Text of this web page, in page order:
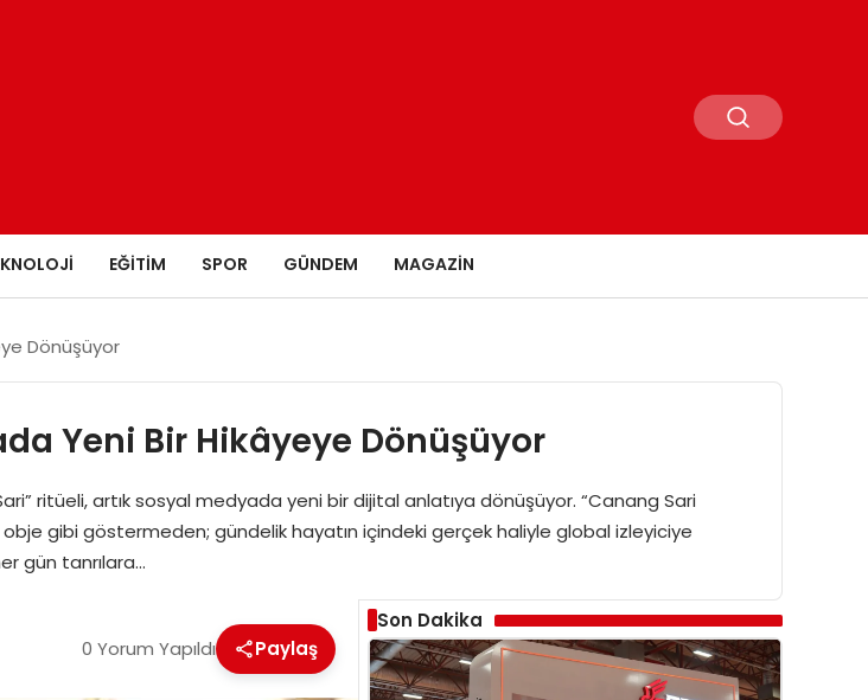
EĞITIM SPOR GÜNDEM MAGAZIN
Dönüşüyor
Yeni Bir Hikâyeye Dönüşüyor
ritüeli, artık sosyal medyada yeni bir dijital anlatıya dönüşüyor. “Canang Sari
obje gibi göstermeden; gündelik hayatın içindeki gerçek haliyle global izleyiciye
gün tanrılara…
0 Yorum Yapıldı Paylaş
Son Dakika